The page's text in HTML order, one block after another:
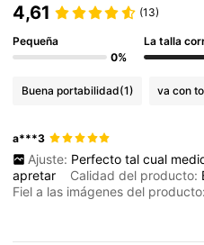
4,61 (13)
Pequeña
0%
La talla
Buena portabilidad(1) va con
a***3
Ajuste: Perfecto tal cual
apretar
Calidad del producto:
Fiel a las imágenes del